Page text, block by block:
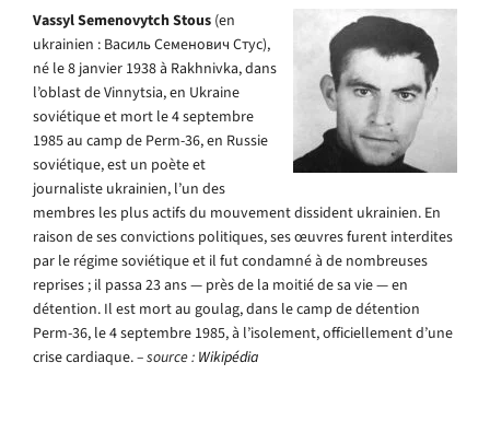
Vassyl Semenovytch Stous (en
ukrainien : Василь Семенович Стус),
né le 8 janvier 1938 à Rakhnivka, dans
l’oblast de Vinnytsia, en Ukraine
soviétique et mort le 4 septembre
1985 au camp de Perm-36, en Russie
soviétique, est un poète et
journaliste ukrainien, l’un des
membres les plus actifs du mouvement dissident ukrainien. En
raison de ses convictions politiques, ses œuvres furent interdites
par le régime soviétique et il fut condamné à de nombreuses
reprises ; il passa 23 ans — près de la moitié de sa vie — en
détention. Il est mort au goulag, dans le camp de détention
Perm-36, le 4 septembre 1985, à l’isolement, officiellement d’une
crise cardiaque.– source : Wikipédia